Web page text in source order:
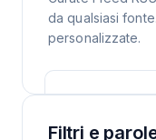
da qualsiasi
personalizzate.
Filtri e